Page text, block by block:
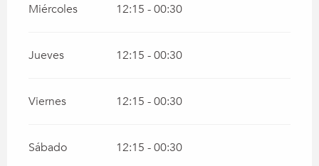
Miércoles 12:15 - 00:30
Jueves 12:15 - 00:30
Viernes 12:15 - 00:30
Sábado 12:15 - 00:30